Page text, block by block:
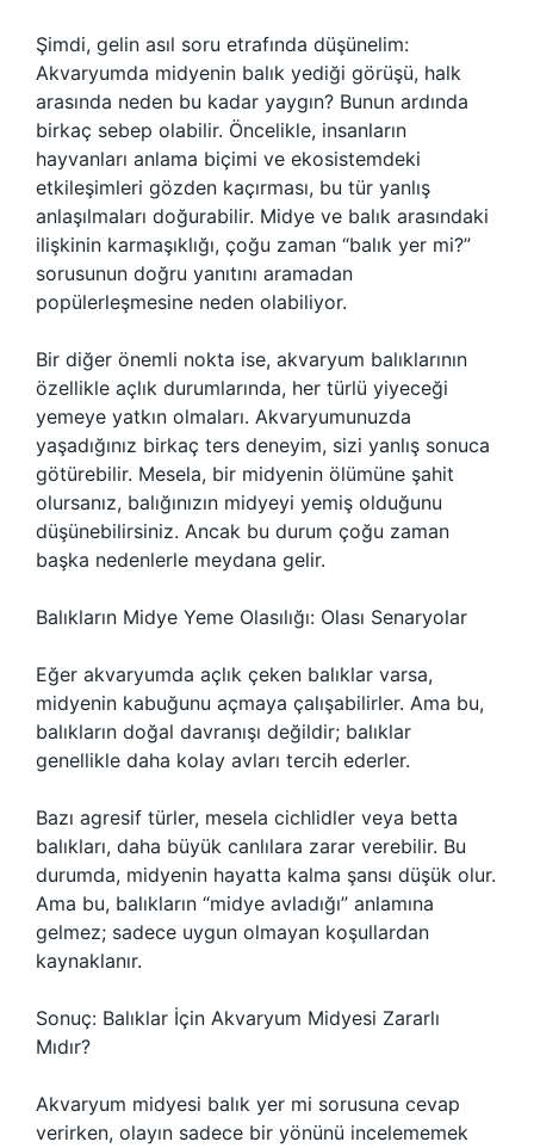
Şimdi, gelin asıl soru etrafında düşünelim:
Akvaryumda midyenin balık yediği görüşü, halk
arasında neden bu kadar yaygın? Bunun ardında
birkaç sebep olabilir. Öncelikle, insanların
hayvanları anlama biçimi ve ekosistemdeki
etkileşimleri gözden kaçırması, bu tür yanlış
anlaşılmaları doğurabilir. Midye ve balık arasındaki
ilişkinin karmaşıklığı, çoğu zaman “balık yer mi?”
sorusunun doğru yanıtını aramadan
popülerleşmesine neden olabiliyor.
Bir diğer önemli nokta ise, akvaryum balıklarının
özellikle açlık durumlarında, her türlü yiyeceği
yemeye yatkın olmaları. Akvaryumunuzda
yaşadığınız birkaç ters deneyim, sizi yanlış sonuca
götürebilir. Mesela, bir midyenin ölümüne şahit
olursanız, balığınızın midyeyi yemiş olduğunu
düşünebilirsiniz. Ancak bu durum çoğu zaman
başka nedenlerle meydana gelir.
Balıkların Midye Yeme Olasılığı: Olası Senaryolar
Eğer akvaryumda açlık çeken balıklar varsa,
midyenin kabuğunu açmaya çalışabilirler. Ama bu,
balıkların doğal davranışı değildir; balıklar
genellikle daha kolay avları tercih ederler.
Bazı agresif türler, mesela cichlidler veya betta
balıkları, daha büyük canlılara zarar verebilir. Bu
durumda, midyenin hayatta kalma şansı düşük olur.
Ama bu, balıkların “midye avladığı” anlamına
gelmez; sadece uygun olmayan koşullardan
kaynaklanır.
Sonuç: Balıklar İçin Akvaryum Midyesi Zararlı
Mıdır?
Akvaryum midyesi balık yer mi sorusuna cevap
verirken, olayın sadece bir yönünü incelememek